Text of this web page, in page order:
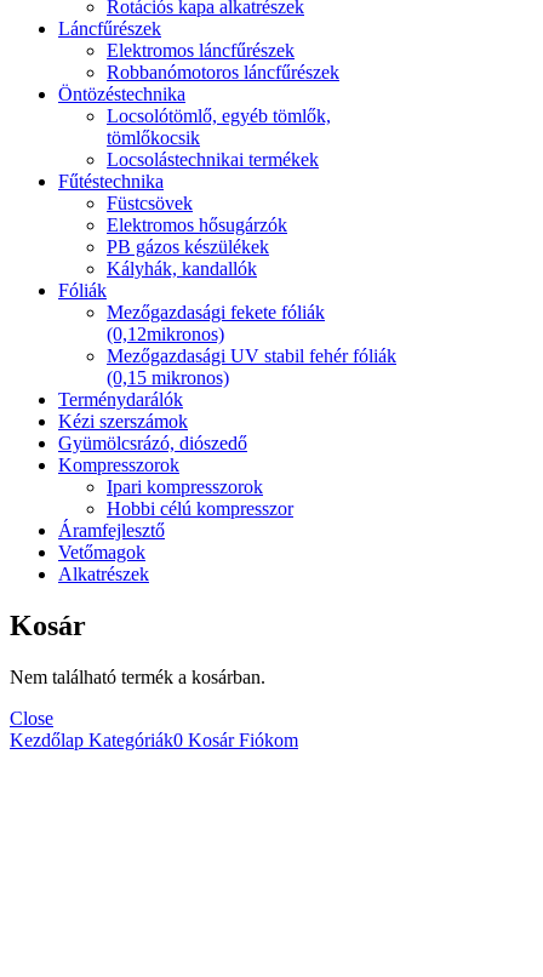
Rotációs kapa alkatrészek
Láncfűrészek
Elektromos láncfűrészek
Robbanómotoros láncfűrészek
Öntözéstechnika
Locsolótömlő, egyéb tömlők,
tömlőkocsik
Locsolástechnikai termékek
Fűtéstechnika
Füstcsövek
Elektromos hősugárzók
PB gázos készülékek
Kályhák, kandallók
Fóliák
Mezőgazdasági fekete fóliák
(0,12mikronos)
Mezőgazdasági UV stabil fehér fóliák
(0,15 mikronos)
Terménydarálók
Kézi szerszámok
Gyümölcsrázó, diószedő
Kompresszorok
Ipari kompresszorok
Hobbi célú kompresszor
Áramfejlesztő
Vetőmagok
Alkatrészek
Kosár
Nem található termék a kosárban.
Close
Kezdőlap Kategóriák0 KosárFiókom